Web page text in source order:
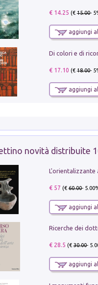
€ 14.25 (€15.00-
aggiungi
Di colori e di
€ 17.10 (€18.00-
aggiungi
novità distribuite
€ 57 (€60.00-
aggiungi
€ 28.5 (€30.00-
aggiungi